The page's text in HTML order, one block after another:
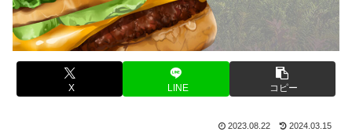
X LINE コピー
2023.08.22 2024.03.15